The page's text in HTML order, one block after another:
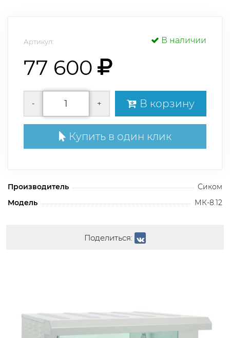
Артикул: В наличии
77 600
- + В корзину
Купить в один клик
Производитель
Сиком
Модель
МК-8.12
Поделиться: